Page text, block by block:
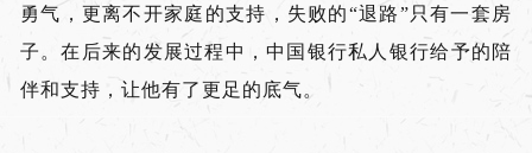
勇气，更离不开家庭的支持，失败的“退路”只有一套房
子。在后来的发展过程中，中国银行私人银行给予的陪
伴和支持，让他有了更足的底气。